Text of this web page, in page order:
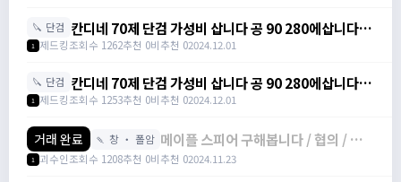
🔪 단검 칸디네 70제 단검 가성비 삽니다 공 90 280에삽니다! /
2800000 /
1 제드킹조회수 1262추천 0비추천 02024.12.01
🔪 단검 칸디네 70제 단검 가성비 삽니다 공 90 280에삽니다! /
2800000 /
1 제드킹조회수 1253추천 0비추천 02024.12.01
거래 완료 🍡 창 ・ 폴암 메이플 스피어 구해봅니다 / 협의 / 협
의 / 공격력+79 STR+8 /
1 괴수인조회수 1208추천 0비추천 02024.11.23